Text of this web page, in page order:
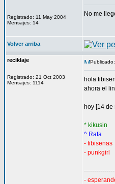
Registrado: 11 May 2004
Mensajes: 14
No me
Volver arriba
reciklaje
Registrado: 21 Oct 2003
Mensajes: 1114
hola
ahora el
hoy [14
* kikusin
^ Rafa
- tibisenas
- punkgirl
-